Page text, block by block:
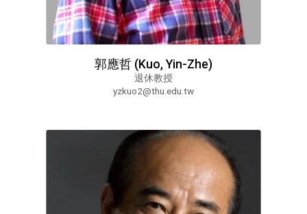
郭應哲 (Kuo, Yin-Zhe)
退休教授
yzkuo2@thu.edu.tw